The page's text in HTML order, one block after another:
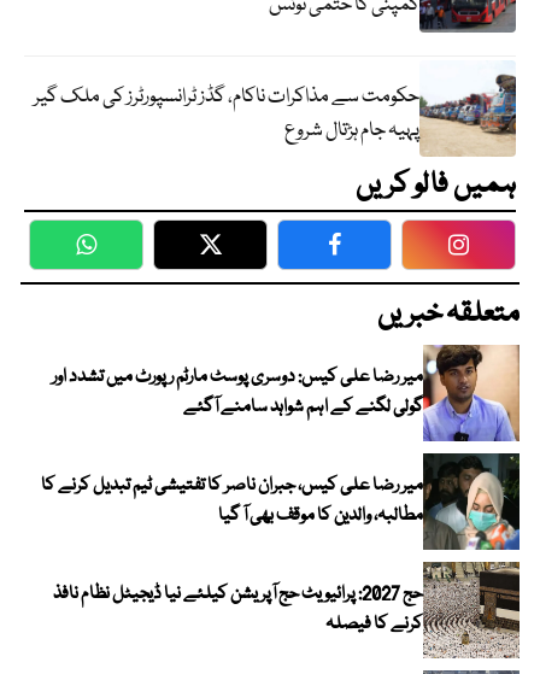
حکومت سے مذاکرات ناکام، گڈز ٹرانسپورٹرز کی ملک گیر
پہیہ جام ہڑتال شروع
ہمیں فالو کریں
WhatsApp Twitter Facebook
متعلقہ خبریں
میر رضا علی کیس: دوسری پوسٹ مارٹم رپورٹ میں تشدد اور
گولی لگنے کے اہم شواہد سامنے آگئے
میر رضا علی کیس، جبران ناصر کا تفتیشی ٹیم تبدیل کرنے کا
مطالبہ، والدین کا موقف بھی آ گیا
حج 2027: پرائیویٹ حج آپریشن کیلئے نیا ڈیجیٹل نظام نافذ
کرنے کا فیصلہ